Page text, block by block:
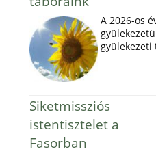
A 2026-os
gyülekezeti
Siketmissziós
istentisztelet a
Fasorban